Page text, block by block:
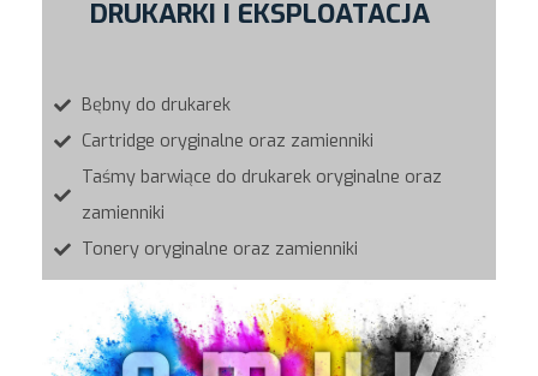
DRUKARKI I EKSPLOATACJA
Bębny do drukarek
Cartridge oryginalne oraz zamienniki
Taśmy barwiące do drukarek oryginalne oraz
zamienniki
Tonery oryginalne oraz zamienniki